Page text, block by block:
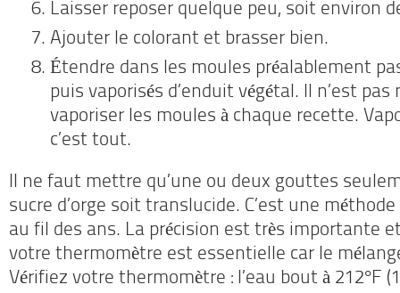
Laisser reposer quelque peu, soit environ
Ajouter le colorant et brasser bien.
Étendre dans les moules préalablement
puis vaporisés d’enduit végétal. Il n’est pas
vaporiser les moules à chaque recette.
c’est tout.
Il ne faut mettre qu’une ou deux gouttes
sucre d’orge soit translucide. C’est une méthode
au fil des ans. La précision est très importante
votre thermomètre est essentielle car le
Vérifiez votre thermomètre : l’eau bout à 212°F